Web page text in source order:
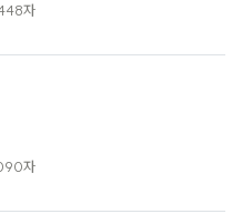
자
자